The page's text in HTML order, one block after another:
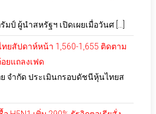
ป์ ผู้นำสหรัฐฯ เปิดเผยเมื่อวันศ […]
ยสัปดาห์หน้า 1,560-1,655 ติดตาม
ยแถลงเฟด
จำกัด ประเมินกรอบดัชนีหุ้นไทยส